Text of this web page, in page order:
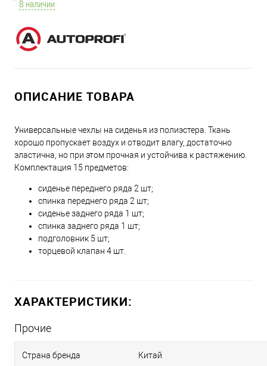
В наличии
ОПИСАНИЕ ТОВАРА
Универсальные чехлы на сиденья из полиэстера. Ткань
хорошо пропускает воздух и отводит влагу, достаточно
эластична, но при этом прочная и устойчива к растяжению.
Комплектация 15 предметов:
сиденье переднего ряда 2 шт;
спинка переднего ряда 2 шт;
сиденье заднего ряда 1 шт;
спинка заднего ряда 1 шт;
подголовник 5 шт;
торцевой клапан 4 шт.
ХАРАКТЕРИСТИКИ:
Прочие
Страна бренда Китай